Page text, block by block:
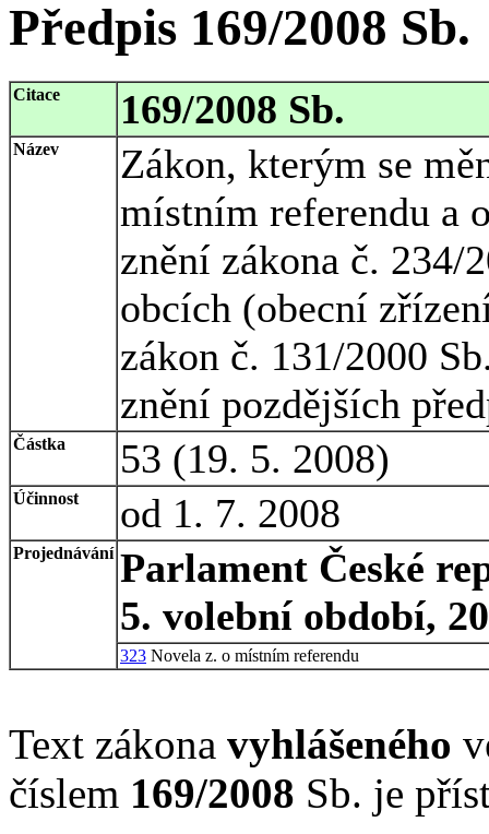
Předpis 169/2008 Sb.
Citace 169/2008 Sb.
Název
Zákon, kterým se
místním referendu a
znění zákona č. 234/
obcích (obecní
zákon č. 131/2000
znění pozdějších
Částka 53 (19. 5. 2008)
Účinnost od 1. 7. 2008
Projednávání Parlament České
5. volební období,
323 Novela z. o místním referendu
Text zákona vyhlášeného
číslem 169/2008 Sb. je